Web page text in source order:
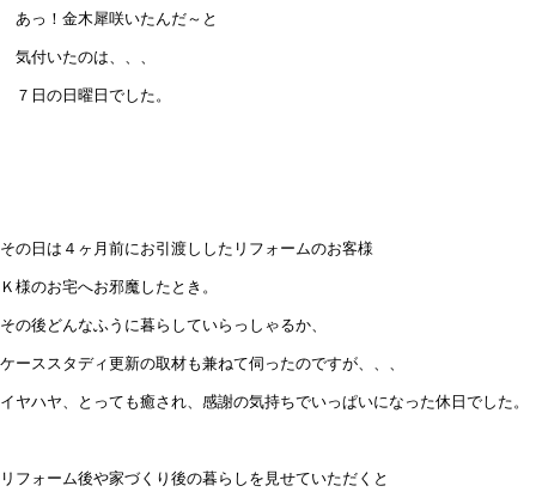
あっ！金木犀咲いたんだ～と
気付いたのは、、、
７日の日曜日でした。
その日は４ヶ月前にお引渡ししたリフォームのお客様
Ｋ様のお宅へお邪魔したとき。
その後どんなふうに暮らしていらっしゃるか、
ケーススタディ更新の取材も兼ねて伺ったのですが、、、
イヤハヤ、とっても癒され、感謝の気持ちでいっぱいになった休日でした。
リフォーム後や家づくり後の暮らしを見せていただくと